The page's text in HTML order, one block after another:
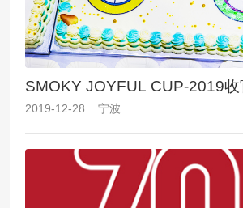
SMOKY JOYFUL CUP-2019收
2019-12-28 宁波